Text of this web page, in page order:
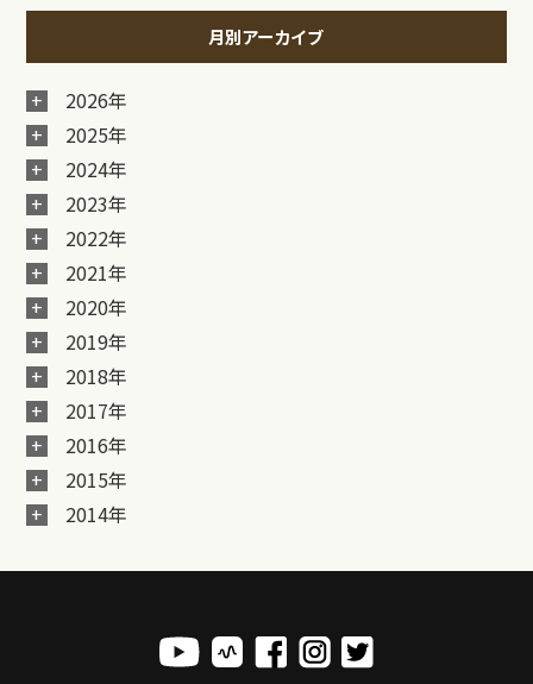
月別アーカイブ
2026年
2025年
2024年
2023年
2022年
2021年
2020年
2019年
2018年
2017年
2016年
2015年
2014年